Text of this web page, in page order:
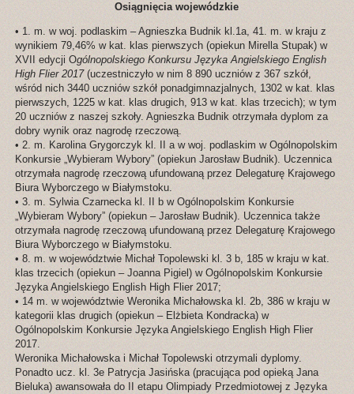
Osiągnięcia wojewódzkie
• 1. m. w woj. podlaskim – Agnieszka Budnik kl.1a, 41. m. w kraju z
wynikiem 79,46% w kat. klas pierwszych (opiekun Mirella Stupak) w
XVII edycji Ogólnopolskiego Konkursu Języka Angielskiego English
High Flier 2017(uczestniczyło w nim 8 890 uczniów z 367 szkół,
wśród nich 3440 uczniów szkół ponadgimnazjalnych, 1302 w kat. klas
pierwszych, 1225 w kat. klas drugich, 913 w kat. klas trzecich); w tym
20 uczniów z naszej szkoły. Agnieszka Budnik otrzymała dyplom za
dobry wynik oraz nagrodę rzeczową.
• 2. m. Karolina Grygorczyk kl. II a w woj. podlaskim w Ogólnopolskim
Konkursie „Wybieram Wybory” (opiekun Jarosław Budnik). Uczennica
otrzymała nagrodę rzeczową ufundowaną przez Delegaturę Krajowego
Biura Wyborczego w Białymstoku.
• 3. m. Sylwia Czarnecka kl. II b w Ogólnopolskim Konkursie
„Wybieram Wybory” (opiekun – Jarosław Budnik). Uczennica także
otrzymała nagrodę rzeczową ufundowaną przez Delegaturę Krajowego
Biura Wyborczego w Białymstoku.
• 8. m. w województwie Michał Topolewski kl. 3 b, 185 w kraju w kat.
klas trzecich (opiekun – Joanna Pigiel) w Ogólnopolskim Konkursie
Języka Angielskiego English High Flier 2017;
• 14 m. w województwie Weronika Michałowska kl. 2b, 386 w kraju w
kategorii klas drugich (opiekun – Elżbieta Kondracka) w
Ogólnopolskim Konkursie Języka Angielskiego English High Flier
2017.
Weronika Michałowska i Michał Topolewski otrzymali dyplomy.
Ponadto ucz. kl. 3e Patrycja Jasińska (pracująca pod opieką Jana
Bieluka) awansowała do II etapu Olimpiady Przedmiotowej z Języka